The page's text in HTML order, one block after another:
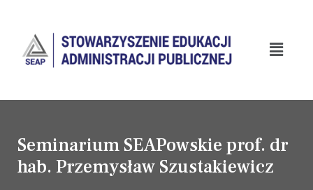
Seminarium SEAPowskie prof. dr
hab. Przemysław Szustakiewicz